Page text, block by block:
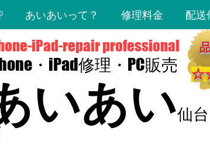
あいあいって？ 修理料金 配送
iPad-repair professional
・iPad修理・PC販売
いあい仙台